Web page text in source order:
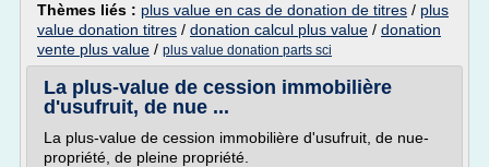
Thèmes liés : plus value en cas de donation de titres / plus
value donation titres / donation calcul plus value / donation
vente plus value / plus value donation parts sci
La plus-value de cession immobilière
d'usufruit, de nue ...
La plus-value de cession immobilière d'usufruit, de nue-
propriété, de pleine propriété.